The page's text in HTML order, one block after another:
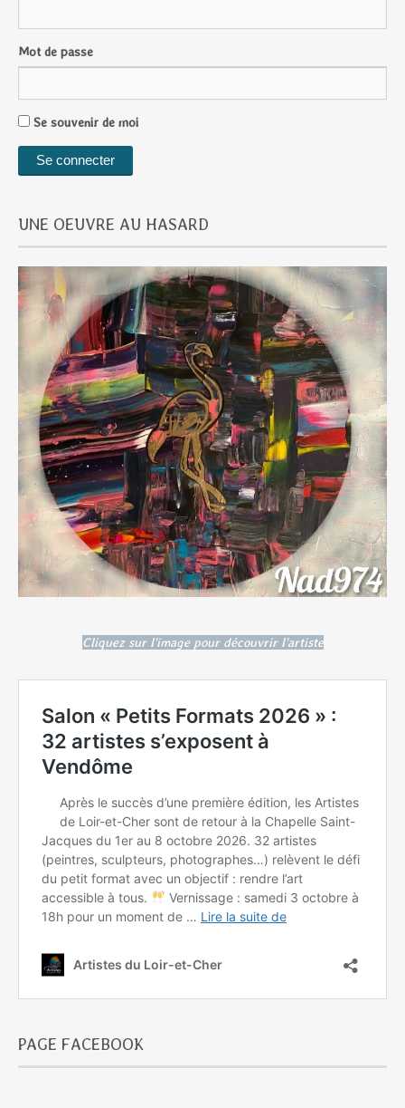
Mot de passe
Se souvenir de moi
UNE OEUVRE AU HASARD
Cliquez sur l'image pour découvrir l'artiste
PAGE FACEBOOK